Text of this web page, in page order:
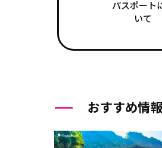
パスポート
いて
おすすめ情